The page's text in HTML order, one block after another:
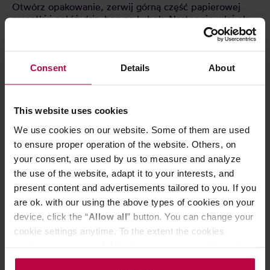
Consent Details About
This website uses cookies
We use cookies on our website. Some of them are used
to ensure proper operation of the website. Others, on
your consent, are used by us to measure and analyze
the use of the website, adapt it to your interests, and
present content and advertisements tailored to you. If you
are ok. with our using the above types of cookies on your
device, click the “Allow all” button. You can change your
cookie settings anytime. To the extent the cookies
the controller’s (namely, ALL GOOD S.A., ul.
Otwórz opakowanie, zerwij górną część papierowej
saszetki i nałóż drip-bag na kubek. Następnie wlej ok.
20 ml wody 92℃ i poczekaj 20 sekund, po czym
Przechowywać w suchym i chłodnym miejscu.
CECHY
OCENY
Może Cię zainteresować
KAWA MIESIĄCA
DARMOWA